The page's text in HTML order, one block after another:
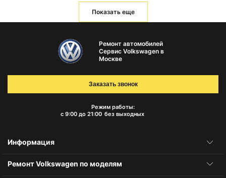
Показать еще
Ремонт автомобилей
Сервис Volkswagen в
Москве
Режим работы:
с 9:00 до 21:00 без выходных
Заказать звонок
Информация
Ремонт Volkswagen по моделям